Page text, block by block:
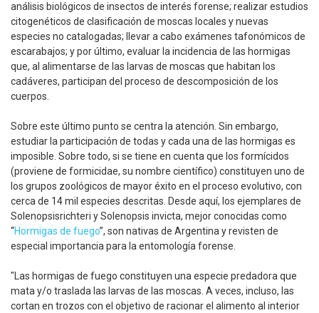
análisis biológicos de insectos de interés forense; realizar estudios
citogenéticos de clasificación de moscas locales y nuevas
especies no catalogadas; llevar a cabo exámenes tafonómicos de
escarabajos; y por último, evaluar la incidencia de las hormigas
que, al alimentarse de las larvas de moscas que habitan los
cadáveres, participan del proceso de descomposición de los
cuerpos.
Sobre este último punto se centra la atención. Sin embargo,
estudiar la participación de todas y cada una de las hormigas es
imposible. Sobre todo, si se tiene en cuenta que los formícidos
(proviene de formicidae, su nombre científico) constituyen uno de
los grupos zoológicos de mayor éxito en el proceso evolutivo, con
cerca de 14 mil especies descritas. Desde aquí, los ejemplares de
Solenopsisrichteri y Solenopsis invicta, mejor conocidas como
“Hormigas de fuego”, son nativas de Argentina y revisten de
especial importancia para la entomología forense.
"Las hormigas de fuego constituyen una especie predadora que
mata y/o traslada las larvas de las moscas. A veces, incluso, las
cortan en trozos con el objetivo de racionar el alimento al interior